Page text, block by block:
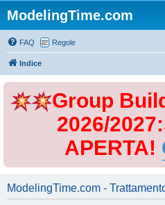
ModelingTime.com
FAQ Regole
Indice
Group
2026/
APERTA!
ModelingTime.com -